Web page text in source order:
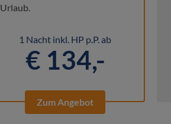
Urlaub.
1 Nacht inkl. HP p.P. ab
€ 134,-
Zum Angebot